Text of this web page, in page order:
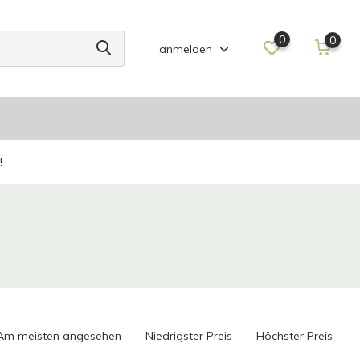
anmelden
0 0
meisten angesehen Niedrigster Preis Höchster Preis